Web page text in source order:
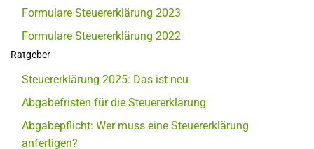
Formulare Steuererklärung 2023
Formulare Steuererklärung 2022
Ratgeber
Steuererklärung 2025: Das ist neu
Abgabefristen für die Steuererklärung
Abgabepflicht: Wer muss eine Steuererklärung
anfertigen?